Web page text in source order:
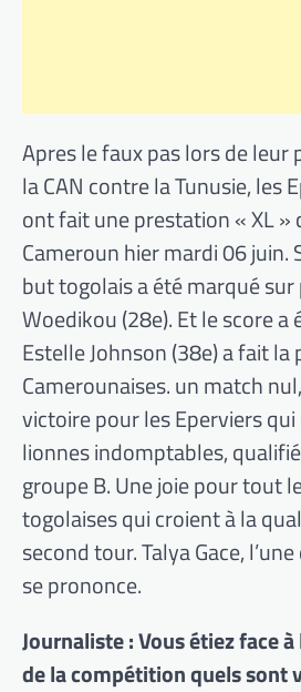
Apres le faux pas lors de leur
la CAN contre la Tunusie, les
ont fait une prestation « XL »
Cameroun hier mardi 06 juin.
but togolais a été marqué
Woedikou (28e). Et le score a
Estelle Johnson (38e) a fait
Camerounaises. un match
victoire pour les Eperviers
lionnes indomptables,
groupe B. Une joie pour tout
togolaises qui croient à la
second tour. Talya Gace,
se prononce.
Journaliste : Vous étiez face
de la compétition quels sont